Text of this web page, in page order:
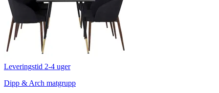
Leveringstid 2-4 uger
Dipp & Arch matgrupp